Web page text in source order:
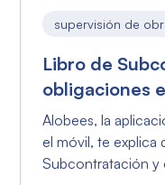
supervisión de
Libro de
obligaciones
Alobees, la
el móvil, te explica
Subcontratación y